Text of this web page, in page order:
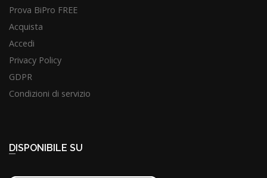
Prova BiPro FREE
Acquista
Accedi
Privacy Policy
GDPR
Condizioni di servizio
DISPONIBILE SU